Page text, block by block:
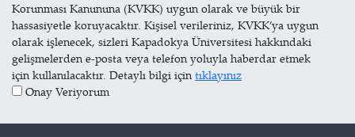
Korunması Kanununa (KVKK) uygun olarak ve büyük bir
hassasiyetle koruyacaktır. Kişisel verileriniz, KVKK’ya uygun
olarak işlenecek, sizleri Kapadokya Üniversitesi hakkındaki
gelişmelerden e-posta veya telefon yoluyla haberdar etmek
için kullanılacaktır. Detaylı bilgi için tıklayınız
Onay Veriyorum